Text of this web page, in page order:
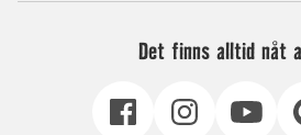
Det finns alltid nåt